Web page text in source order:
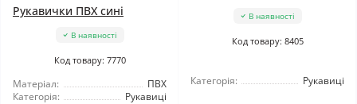
Рукавички ПВХ сині
В наявності
Код товару: 7770
Матеріал:
ПВХ
Категорія:
Рукавиці
В наявності
Код товару: 8405
Категорія: Рукавиці